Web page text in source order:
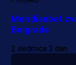
Meridianbet
Belgrade
2 sedmica 3 dan